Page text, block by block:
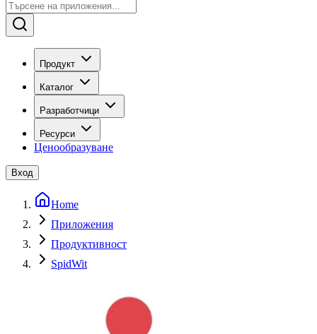
Продукт
Каталог
Разработчици
Ресурси
Ценообразуване
Вход
Home
Приложения
Продуктивност
SpidWit